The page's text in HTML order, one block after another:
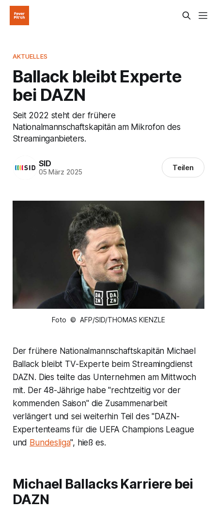
AKTUELLES
Ballack bleibt Experte
bei DAZN
Seit 2022 steht der frühere
Nationalmannschaftskapitän am Mikrofon des
Streaminganbieters.
SID
05 März 2025 Teilen
Foto © AFP/SID/THOMAS KIENZLE
Der frühere Nationalmannschaftskapitän Michael
Ballack bleibt TV-Experte beim Streamingdienst
DAZN. Dies teilte das Unternehmen am Mittwoch
mit. Der 48-Jährige habe "rechtzeitig vor der
kommenden Saison" die Zusammenarbeit
verlängert und sei weiterhin Teil des "DAZN-
Expertenteams für die UEFA Champions League
und Bundesliga", hieß es.
Michael Ballacks Karriere bei
DAZN